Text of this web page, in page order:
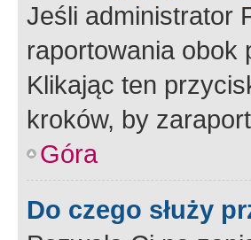
Jeśli administrator
raportowania obok
Klikając ten
kroków, by
Góra
Do czego służy